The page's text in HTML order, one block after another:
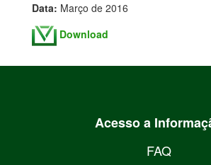
Data: Março de 2016
Download
Acesso a
FAQ